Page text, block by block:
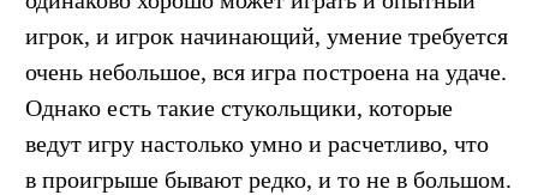
игрок, и игрок начинающий, умение требуется
очень небольшое, вся игра построена на удаче.
Однако есть такие стукольщики, которые
ведут игру настолько умно и расчетливо, что
в проигрыше бывают редко, и то не в большом.